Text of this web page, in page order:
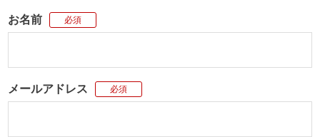
お名前 必須
メールアドレス 必須